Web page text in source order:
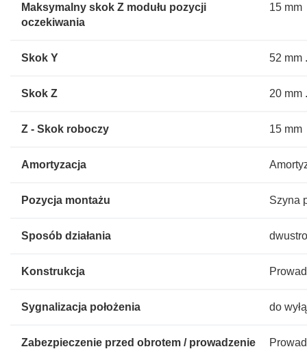
Maksymalny skok Z modułu pozycji
oczekiwania
15 mm
Skok Y 52 mm
Skok Z 20 mm
Z - Skok roboczy 15 mm
Amortyzacja
Pozycja montażu Szyna
Sposób działania
Konstrukcja
Sygnalizacja położenia do
Zabezpieczenie przed obrotem / prowadzenie